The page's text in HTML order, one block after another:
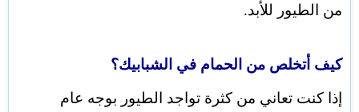
من الطيور للأبد.
كيف أتخلص من الحمام في الشبابيك؟
إذا كنت تعاني من كثرة تواجد الطيور بوجه عام